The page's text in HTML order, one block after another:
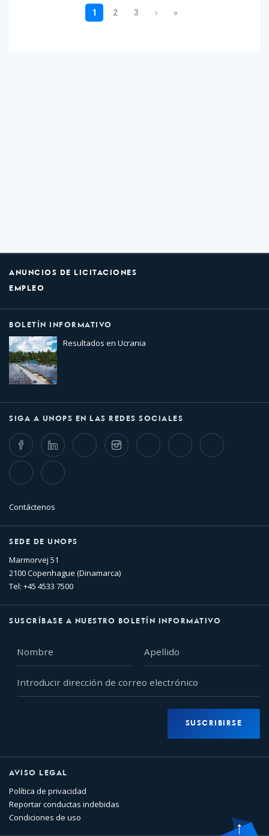
ANUNCIOS DE LICITACIONES
EMPLEO
BOLETÍN INFORMATIVO
Resultados en Ucrania
SIGA A UNOPS EN LAS REDES SOCIALES
FacebookLinkedIn Twitter InstagramWhatsappBluesky Threads
TikTok Flickr
Contáctenos
SEDE DE UNOPS
Marmorvej 51
2100 Copenhague (Dinamarca)
Tel: +45 4533 7500
SUSCRÍBASE A NUESTRO BOLETÍN INFORMATIVO
dirección
SUSCRIBIRSE
AVISO LEGAL
Política de privacidad
Reportar conductas indebidas
Condiciones de uso